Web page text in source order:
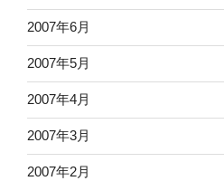
2007年6月
2007年5月
2007年4月
2007年3月
2007年2月